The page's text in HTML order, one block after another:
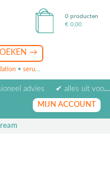
• serum
0 producten
€ 0,00
advies
✔ alles uit voorraad leverbaar
beoordelingen
MIJN ACCOUNT